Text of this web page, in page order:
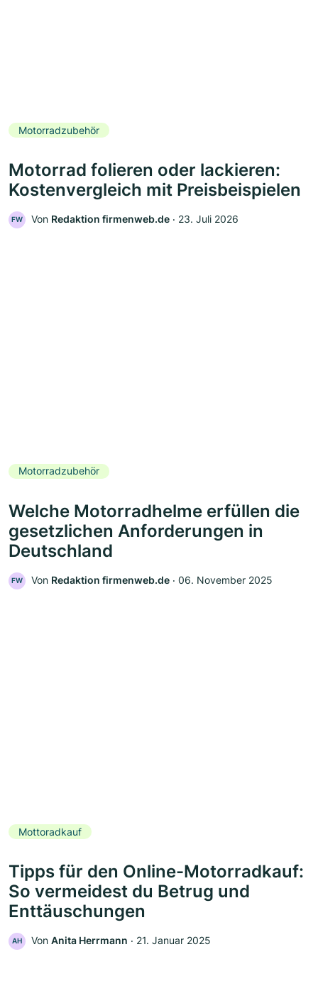
Motorradzubehör
Motorrad folieren oder lackieren:
Kostenvergleich mit Preisbeispielen
FW Von Redaktion firmenweb.de ‧ 23. Juli 2026
Motorradzubehör
Welche Motorradhelme erfüllen die
gesetzlichen Anforderungen in
Deutschland
FW Von Redaktion firmenweb.de ‧ 06. November 2025
Mottoradkauf
Tipps für den Online-Motorradkauf:
So vermeidest du Betrug und
Enttäuschungen
AH Von Anita Herrmann ‧ 21. Januar 2025